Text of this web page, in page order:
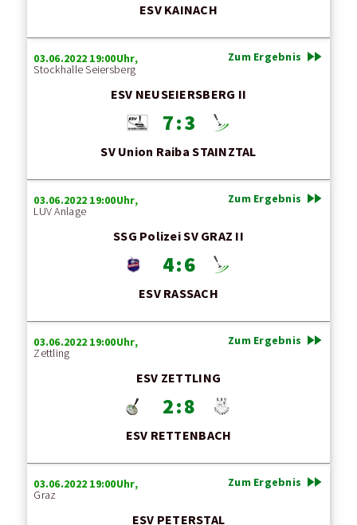
ESV KAINACH
03.06.2022 19:00Uhr,
Stockhalle Seiersberg
ESV NEUSEIERSBERG II
7 : 3
SV Union Raiba STAINZTAL
Zum Ergebnis fast_forward
03.06.2022 19:00Uhr,
LUV Anlage
SSG Polizei SV GRAZ II
4 : 6
ESV RASSACH
Zum Ergebnis fast_forward
03.06.2022 19:00Uhr,
Zettling
ESV ZETTLING
2 : 8
ESV RETTENBACH
Zum Ergebnis fast_forward
03.06.2022 19:00Uhr,
Graz
ESV PETERSTAL
Zum Ergebnis fast_forward